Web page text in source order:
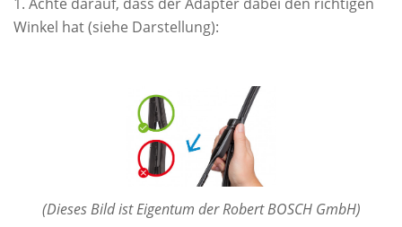
Winkel hat (siehe Darstellung):
(Dieses Bild ist Eigentum der Robert BOSCH GmbH)